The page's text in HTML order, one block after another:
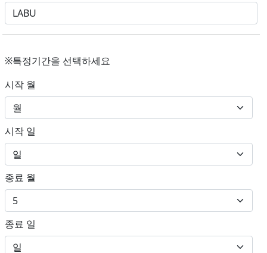
※특정기간을 선택하세요
시작 월
시작 일
종료 월
종료 일